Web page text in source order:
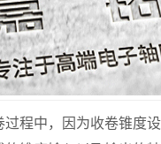
程中，因为收卷锥度